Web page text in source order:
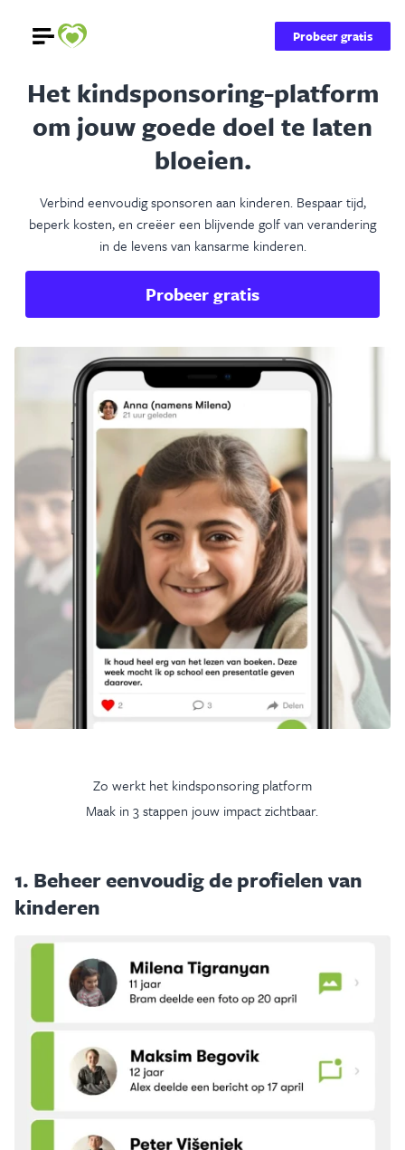
Probeer gratis
Het kindsponsoring-platform
om jouw goede doel te laten
bloeien.
Verbind eenvoudig sponsoren aan kinderen. Bespaar tijd,
beperk kosten, en creëer een blijvende golf van verandering
in de levens van kansarme kinderen.
Probeer gratis
Zo werkt het kindsponsoring platform
Maak in 3 stappen jouw impact zichtbaar.
1. Beheer eenvoudig de profielen van
kinderen